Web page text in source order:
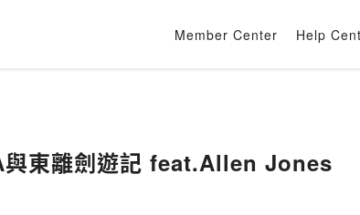
Member Center Help
與東離劍遊記 feat.Allen Jones